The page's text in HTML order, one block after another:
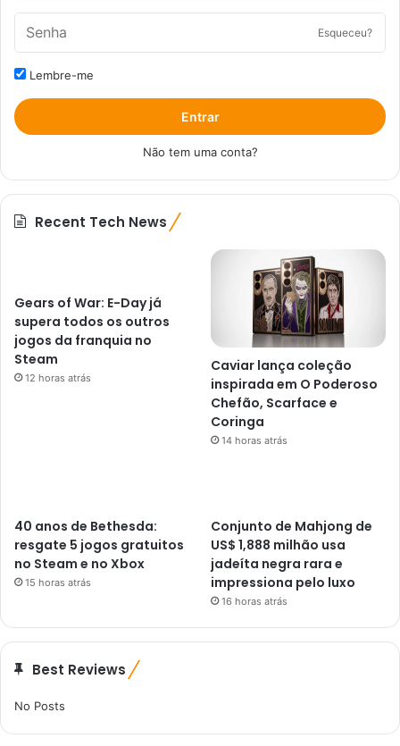
Esqueceu?
Lembre-me
Entrar
Não tem uma conta?
Recent Tech News
Gears of War: E-Day já
supera todos os outros
jogos da franquia no
Steam
12 horas atrás
Caviar lança coleção
inspirada em O Poderoso
Chefão, Scarface e
Coringa
14 horas atrás
40 anos de Bethesda:
resgate 5 jogos gratuitos
no Steam e no Xbox
15 horas atrás
Conjunto de Mahjong de
US$ 1,888 milhão usa
jadeíta negra rara e
impressiona pelo luxo
16 horas atrás
Best Reviews
No Posts